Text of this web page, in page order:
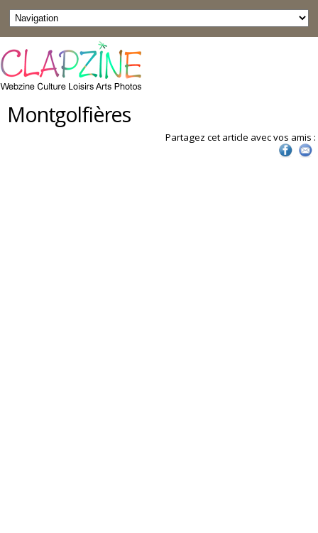
Montgolfières
Partagez cet article avec vos amis :